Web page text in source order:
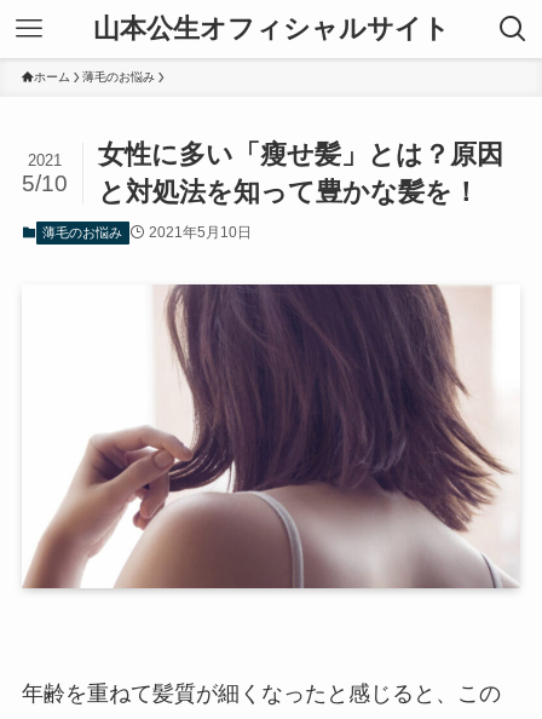
山本公生オフィシャルサイト
ホーム 薄毛のお悩み
女性に多い「瘦せ髪」とは？原因
と対処法を知って豊かな髪を！
2021
5/10
薄毛のお悩み 2021年5月10日
年齢を重ねて髪質が細くなったと感じると、この